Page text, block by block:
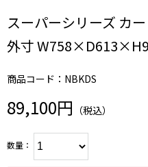
スーパーシリーズ カ
外寸
商品コード：NBKDS
89,100円 （税込）
数量：